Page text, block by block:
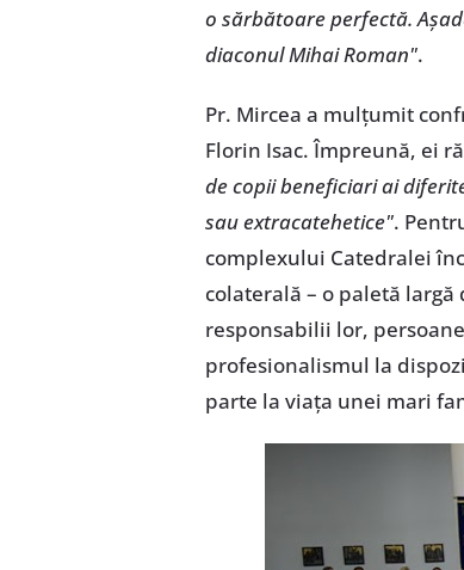
o sărbătoare perfectă.
diaconul Mihai Roman".
Pr. Mircea a mulțumit
Florin Isac. Împreună, ei
de copii beneficiari ai
sau extracatehetice".
complexului Catedralei
colaterală – o paletă
responsabilii lor,
profesionalismul la
parte la viața unei mari